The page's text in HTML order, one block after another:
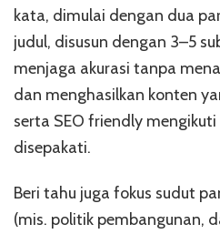
kata, dimulai dengan dua
judul, disusun dengan 3–5
menjaga akurasi tanpa
dan menghasilkan konten
serta SEO friendly
disepakati.
Beri tahu juga fokus sudut
(mis. politik pembangunan,